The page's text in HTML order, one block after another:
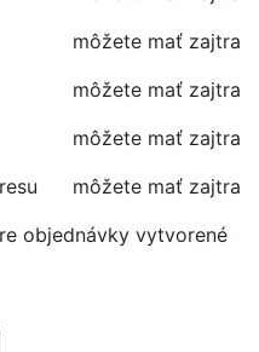
môžete mať zajtra
môžete mať zajtra
môžete mať zajtra
môžete mať zajtra
objednávky vytvorené